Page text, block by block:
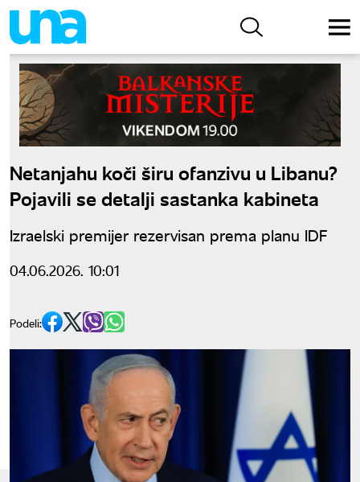
Netanjahu koči širu ofanzivu u Libanu?
Pojavili se detalji sastanka kabineta
Izraelski premijer rezervisan prema planu IDF
04.06.2026. 10:01
Podeli: